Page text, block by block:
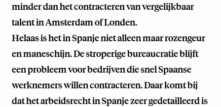
minder dan het contracteren van vergelijkbaar
talent in Amsterdam of Londen.
Helaas is het in Spanje niet alleen maar rozengeur
en maneschijn. De stroperige bureaucratie blijft
een probleem voor bedrijven die snel Spaanse
werknemers willen contracteren. Daar komt bij
dat het arbeidsrecht in Spanje zeer gedetailleerd is